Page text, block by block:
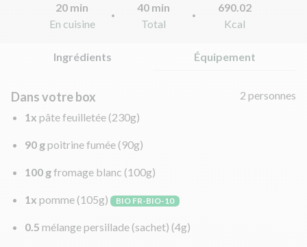
20 min
En cuisine
40 min
Total
690.02
Kcal
Ingrédients Équipement
Dans votre box
2 personnes
1x pâte feuilletée (230g)
90 gpoitrine fumée (90g)
100 gfromage blanc (100g)
1x pomme (105g) BIO FR-BIO-10
0.5 mélange persillade (sachet) (4g)